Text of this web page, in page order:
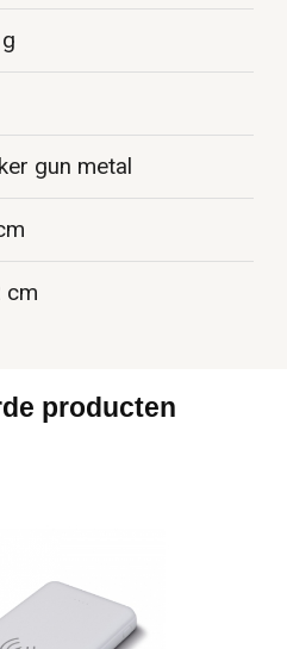
gun metal
cm
producten